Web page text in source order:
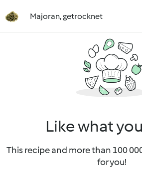
Majoran, getrocknet
Like what
This recipe and more than 100
for you!